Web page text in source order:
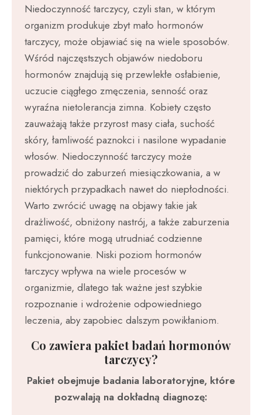
Niedoczynność tarczycy, czyli stan, w którym
organizm produkuje zbyt mało hormonów
tarczycy, może objawiać się na wiele sposobów.
Wśród najczęstszych objawów niedoboru
hormonów znajdują się przewlekłe osłabienie,
uczucie ciągłego zmęczenia, senność oraz
wyraźna nietolerancja zimna. Kobiety często
zauważają także przyrost masy ciała, suchość
skóry, łamliwość paznokci i nasilone wypadanie
włosów. Niedoczynność tarczycy może
prowadzić do zaburzeń miesiączkowania, a w
niektórych przypadkach nawet do niepłodności.
Warto zwrócić uwagę na objawy takie jak
drażliwość, obniżony nastrój, a także zaburzenia
pamięci, które mogą utrudniać codzienne
funkcjonowanie. Niski poziom hormonów
tarczycy wpływa na wiele procesów w
organizmie, dlatego tak ważne jest szybkie
rozpoznanie i wdrożenie odpowiedniego
leczenia, aby zapobiec dalszym powikłaniom.
Co zawiera pakiet badań hormonów
tarczycy?
Pakiet obejmuje badania laboratoryjne, które
pozwalają na dokładną diagnozę: